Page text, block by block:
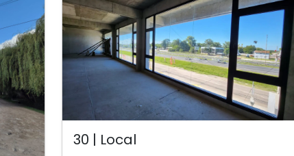
30 | Local